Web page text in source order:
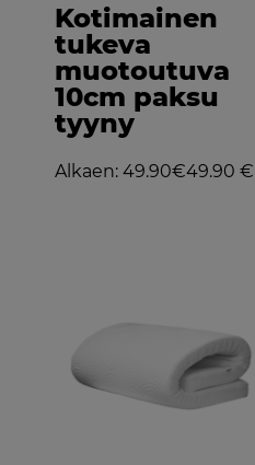
Kotimainen
tukeva
muotoutuva
10cm paksu
tyyny
Alkaen: 49.90€49.90 €